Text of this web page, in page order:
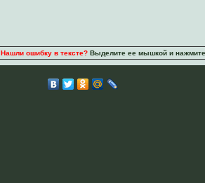
Нашли ошибку в тексте?Выделите ее мышкой и нажмите